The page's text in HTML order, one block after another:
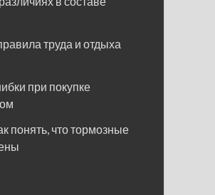
труда и отдыха
при покупке
понять, что тормозные